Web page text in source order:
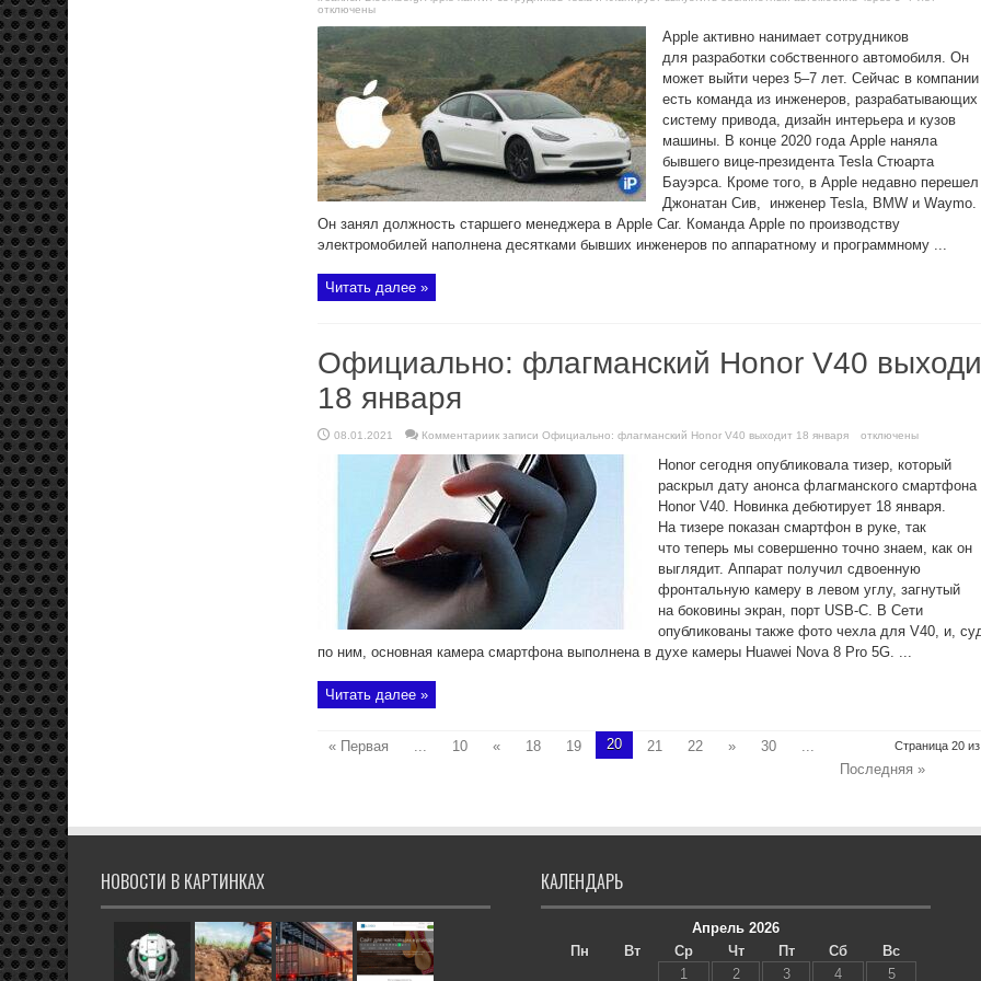
отключены
Apple активно нанимает сотрудников
для разработки собственного автомобиля. Он
может выйти через 5–7 лет. Сейчас в компании
есть команда из инженеров, разрабатывающих
систему привода, дизайн интерьера и кузов
машины. В конце 2020 года Apple наняла
бывшего вице-президента Tesla Стюарта
Бауэрса. Кроме того, в Apple недавно перешел
Джонатан Сив, инженер Tesla, BMW и Waymo.
Он занял должность старшего менеджера в Apple Car. Команда Apple по производству
электромобилей наполнена десятками бывших инженеров по аппаратному и программному ...
Читать далее »
Официально: флагманский Honor V40
18 января
08.01.2021 Комментариик записи Официально: флагманский Honor V40 выходит 18 января отключены
Honor сегодня опубликовала тизер, который
раскрыл дату анонса флагманского смартфона
Honor V40. Новинка дебютирует 18 января.
На тизере показан смартфон в руке, так
что теперь мы совершенно точно знаем, как он
выглядит. Аппарат получил сдвоенную
фронтальную камеру в левом углу, загнутый
на боковины экран, порт USB-C. В Сети
опубликованы также фото чехла для V40, и,
по ним, основная камера смартфона выполнена в духе камеры Huawei Nova 8 Pro 5G. ...
Читать далее »
Страница 20
« Первая ... 10 « 18 19 20 21 22 » 30
...
Последняя »
НОВОСТИ В КАРТИНКАХ КАЛЕНДАРЬ
Апрель 2026
Пн
Вт Ср Чт Пт Сб
Вс
1
2 3 4 5